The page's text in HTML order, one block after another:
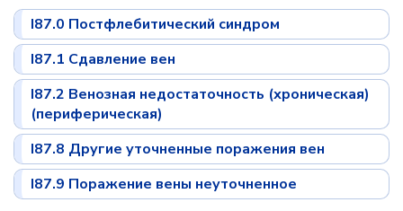
I87.0 Постфлебитический синдром
I87.1 Сдавление вен
I87.2 Венозная недостаточность (хроническая)
(периферическая)
I87.8 Другие уточненные поражения вен
I87.9 Поражение вены неуточненное